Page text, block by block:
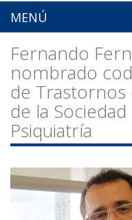
MENÚ
Fernando
nombrado
de Trastornos
de la
Psiquiatría